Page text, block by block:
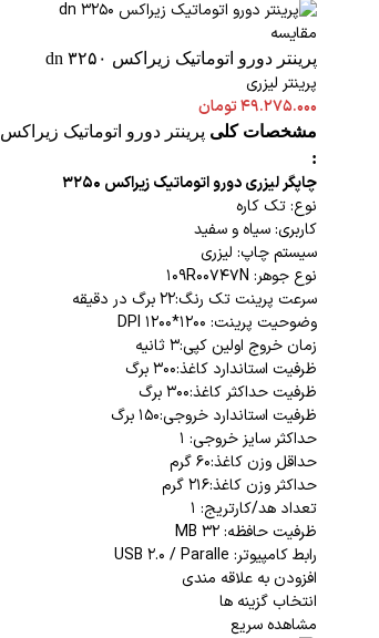
مقایسه
پرینتر دورو اتوماتیک زیراکس dn ۳۲۵۰
پرینتر لیزری
۴۹.۲۷۵.۰۰۰تومان
مشخصات کلی پرینتر دورو اتوماتیک زیراکس dn ۳۲۵۰
:
چاپگر لیزری دورو اتوماتیکزیراکس ۳۲۵۰
نوع: تک کاره
کاربری: سیاه و سفید
سیستم چاپ: لیزری
نوع جوهر: ۱۰۹R00747N
سرعت پرینت تک رنگ:۲۲ برگ در دقیقه
وضوحیت پرینت: ۱۲۰۰*۱۲۰۰ DPI
زمان خروج اولین کپی:۳ ثانیه
ظرفیت استاندارد کاغذ:۳۰۰ برگ
ظرفیت حداکثر کاغذ:۳۰۰ برگ
ظرفیت استاندارد خروجی:۱۵۰ برگ
حداکثر سایز خروجی: ۱
حداقل وزن کاغذ:۶۰ گرم
حداکثر وزن کاغذ:۲۱۶ گرم
تعداد هد/کارتریج: ۱
ظرفیت حافظه: ۳۲ MB
رابط کامپیوتر: USB 2.0 / Paralle
افزودن به علاقه مندی
انتخاب گزینه ها
مشاهده سریع